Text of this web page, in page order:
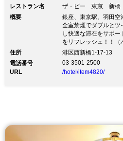
レストラン名
ザ・ビー 東京 新橋
概要
銀座、東京駅、羽田空
全室禁煙でダブルとツ
し快適な滞在をサポ
をリフレッシュ！！（
住所
港区西新橋1-17-13
電話番号
03-3501-2500
URL
/hotel/item4820/